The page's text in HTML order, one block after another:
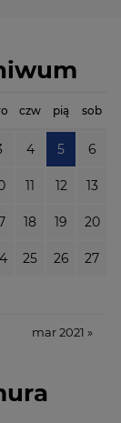
czw pią sob
4 5 6
11 12 13
18 19 20
25 26 27
mar 2021 »